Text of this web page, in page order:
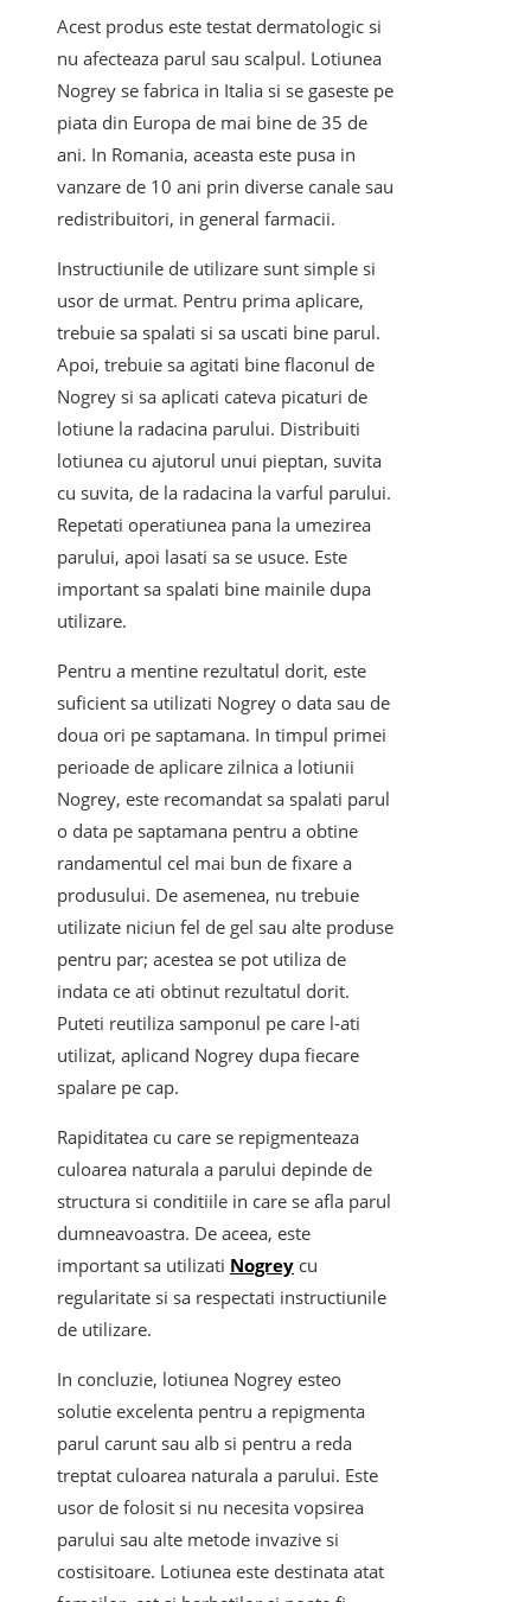
Acest produs este testat dermatologic si
nu afecteaza parul sau scalpul. Lotiunea
Nogrey se fabrica in Italia si se gaseste pe
piata din Europa de mai bine de 35 de
ani. In Romania, aceasta este pusa in
vanzare de 10 ani prin diverse canale sau
redistribuitori, in general farmacii.
Instructiunile de utilizare sunt simple si
usor de urmat. Pentru prima aplicare,
trebuie sa spalati si sa uscati bine parul.
Apoi, trebuie sa agitati bine flaconul de
Nogrey si sa aplicati cateva picaturi de
lotiune la radacina parului. Distribuiti
lotiunea cu ajutorul unui pieptan, suvita
cu suvita, de la radacina la varful parului.
Repetati operatiunea pana la umezirea
parului, apoi lasati sa se usuce. Este
important sa spalati bine mainile dupa
utilizare.
Pentru a mentine rezultatul dorit, este
suficient sa utilizati Nogrey o data sau de
doua ori pe saptamana. In timpul primei
perioade de aplicare zilnica a lotiunii
Nogrey, este recomandat sa spalati parul
o data pe saptamana pentru a obtine
randamentul cel mai bun de fixare a
produsului. De asemenea, nu trebuie
utilizate niciun fel de gel sau alte produse
pentru par; acestea se pot utiliza de
indata ce ati obtinut rezultatul dorit.
Puteti reutiliza samponul pe care l-ati
utilizat, aplicand Nogrey dupa fiecare
spalare pe cap.
Rapiditatea cu care se repigmenteaza
culoarea naturala a parului depinde de
structura si conditiile in care se afla parul
dumneavoastra. De aceea, este
important sa utilizati Nogrey cu
regularitate si sa respectati instructiunile
de utilizare.
In concluzie, lotiunea Nogrey esteo
solutie excelenta pentru a repigmenta
parul carunt sau alb si pentru a reda
treptat culoarea naturala a parului. Este
usor de folosit si nu necesita vopsirea
parului sau alte metode invazive si
costisitoare. Lotiunea este destinata atat